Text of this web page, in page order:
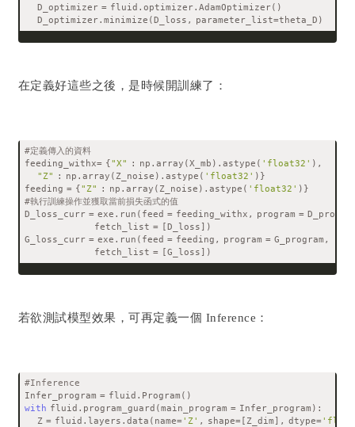
D_optimizer = fluid.optimizer.AdamOptimizer()
D_optimizer.minimize(D_loss, parameter_list=theta_D)
在定義好這些之後，是時候開訓練了：
#定義傳入的資料
feeding_withx= {"X" : np.array(X_mb).astype( 'float32' ),
"Z"
: np.array(Z_noise).astype( 'float32' )}
feeding = {"Z" : np.array(Z_noise).astype( 'float32' )}
#執行訓練操作並獲取當前損失函式的值
D_loss_curr = exe.run(feed = feeding_withx, program =
fetch_list = [D_loss])
G_loss_curr = exe.run(feed = feeding, program = G_program,
fetch_list = [G_loss])
若欲測試模型效果，可再定義一個 Inference：
#Inference
Infer_program = fluid.Program()
with fluid.program_guard(main_program = Infer_program):
Z = fluid.layers.data(name= 'Z' , shape=[Z_dim], dtype=